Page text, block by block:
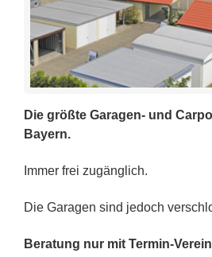
Die größte Garagen- und
Bayern.
Immer frei zugänglich.
Die Garagen sind jedoch
Beratung nur mit Termin-